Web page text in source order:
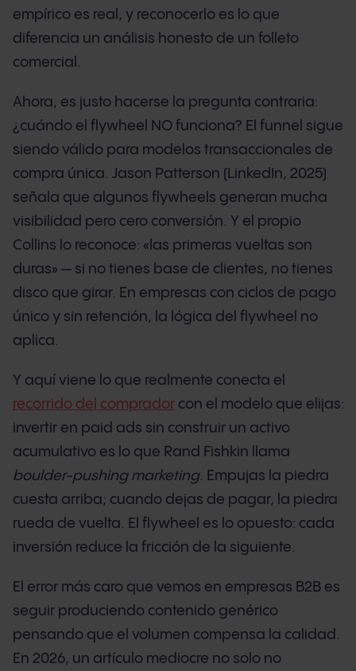
empírico es real, y reconocerlo es lo que
diferencia un análisis honesto de un folleto
comercial.
Ahora, es justo hacerse la pregunta contraria:
¿cuándo el flywheel NO funciona? El funnel sigue
siendo válido para modelos transaccionales de
compra única. Jason Patterson (LinkedIn, 2025)
señala que algunos flywheels generan mucha
visibilidad pero cero conversión. Y el propio
Collins lo reconoce: «las primeras vueltas son
duras» — si no tienes base de clientes, no tienes
disco que girar. En empresas con ciclos de pago
único y sin retención, la lógica del flywheel no
aplica.
Y aquí viene lo que realmente conecta el
recorrido del comprador con el modelo que elijas:
invertir en paid ads sin construir un activo
acumulativo es lo que Rand Fishkin llama
boulder-pushing marketing. Empujas la piedra
cuesta arriba; cuando dejas de pagar, la piedra
rueda de vuelta. El flywheel es lo opuesto: cada
inversión reduce la fricción de la siguiente.
El error más caro que vemos en empresas B2B es
seguir produciendo contenido genérico
pensando que el volumen compensa la calidad.
En 2026, un artículo mediocre no solo no